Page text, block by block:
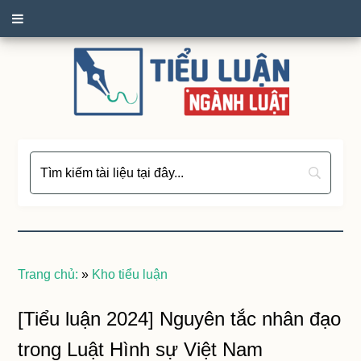
Trang chủ: » Kho tiểu luận
[Tiểu luận 2024] Nguyên tắc nhân đạo
trong Luật Hình sự Việt Nam